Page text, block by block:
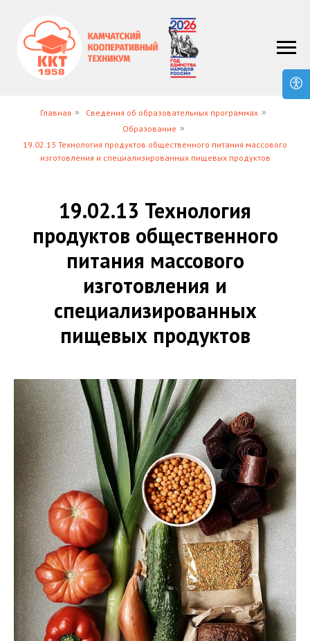
Главная » Сведения об образовательных программах »
Образование »
19.02.13 Технология продуктов общественного питания массового
изготовления и специализированных пищевых продуктов
19.02.13 Технология
продуктов общественного
питания массового
изготовления и
специализированных
пищевых продуктов